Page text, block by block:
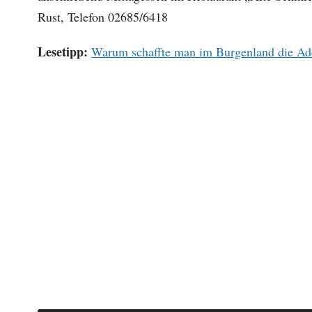
Rust, Telefon 02685/6418
Lesetipp: Warum schaffte man im Burgenland die